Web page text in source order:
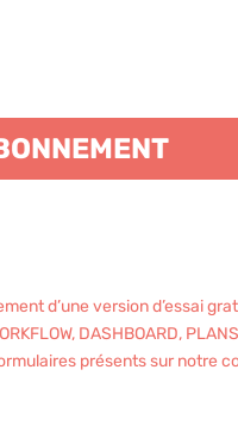
d’une version d’essai
DASHBOARD,
présents sur notre